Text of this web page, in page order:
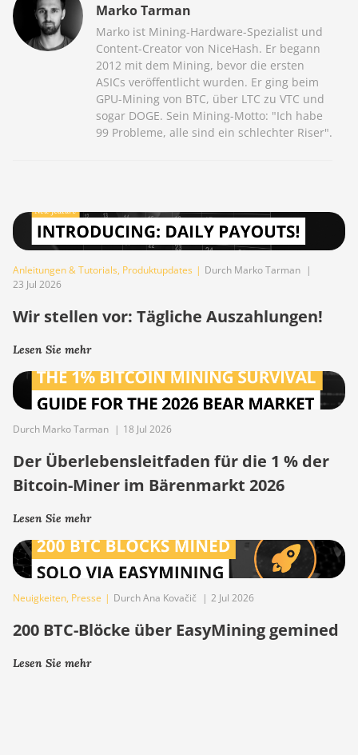
Marko Tarman
Marko ist Mining-Hardware-Spezialist und
Content-Creator von NiceHash. Er begann
2012 mit dem Mining, bevor die ersten
ASICs veröffentlicht wurden. Er ging beim
GPU-Mining von BTC, über LTC zu VTC und
sogar DOGE. Sein Mining-Motto: "Ich habe
99 Probleme, alle sind ein schlechter Riser".
Anleitungen & Tutorials, Produktupdates | Durch Marko Tarman |
23 Jul 2026
Wir stellen vor: Tägliche Auszahlungen!
Lesen Sie mehr
Durch Marko Tarman | 18 Jul 2026
Der Überlebensleitfaden für die 1 % der
Bitcoin-Miner im Bärenmarkt 2026
Lesen Sie mehr
Neuigkeiten, Presse | Durch Ana Kovačič | 2 Jul 2026
200 BTC-Blöcke über EasyMining gemined
Lesen Sie mehr